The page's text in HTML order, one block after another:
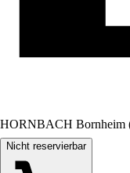
HORNBACH Bornheim
Nicht reservierbar